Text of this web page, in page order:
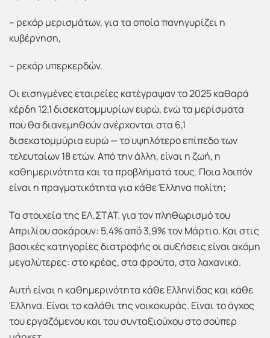
– ρεκόρ μερισμάτων, για τα οποία πανηγυρίζει η
κυβέρνηση,
– ρεκόρ υπερκερδών.
Οι εισηγμένες εταιρείες κατέγραψαν το 2025 καθαρά
κέρδη 12,1 δισεκατομμυρίων ευρώ, ενώ τα μερίσματα
που θα διανεμηθούν ανέρχονται στα 6,1
δισεκατομμύρια ευρώ — το υψηλότερο επίπεδο των
τελευταίων 18 ετών. Από την άλλη, είναι η ζωή, η
καθημερινότητα και τα προβλήματά τους. Ποια λοιπόν
είναι η πραγματικότητα για κάθε Έλληνα πολίτη;
Τα στοιχεία της ΕΛ.ΣΤΑΤ. για τον πληθωρισμό του
Απριλίου σοκάρουν: 5,4% από 3,9% τον Μάρτιο. Και στις
βασικές κατηγορίες διατροφής οι αυξήσεις είναι ακόμη
μεγαλύτερες: στο κρέας, στα φρούτα, στα λαχανικά.
Αυτή είναι η καθημερινότητα κάθε Ελληνίδας και κάθε
Έλληνα. Είναι το καλάθι της νοικοκυράς. Είναι το άγχος
του εργαζόμενου και του συνταξιούχου στο σούπερ